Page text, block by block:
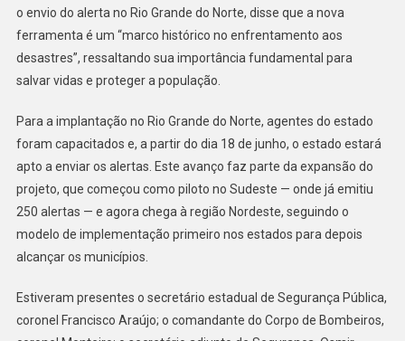
o envio do alerta no Rio Grande do Norte, disse que a nova
ferramenta é um “marco histórico no enfrentamento aos
desastres”, ressaltando sua importância fundamental para
salvar vidas e proteger a população.
Para a implantação no Rio Grande do Norte, agentes do estado
foram capacitados e, a partir do dia 18 de junho, o estado estará
apto a enviar os alertas. Este avanço faz parte da expansão do
projeto, que começou como piloto no Sudeste — onde já emitiu
250 alertas — e agora chega à região Nordeste, seguindo o
modelo de implementação primeiro nos estados para depois
alcançar os municípios.
Estiveram presentes o secretário estadual de Segurança Pública,
coronel Francisco Araújo; o comandante do Corpo de Bombeiros,